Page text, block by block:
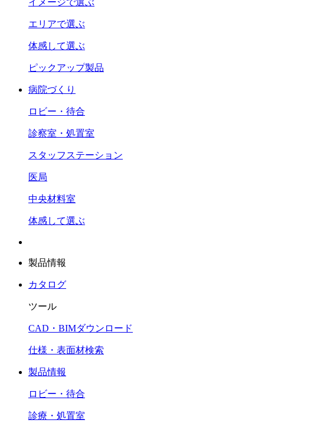
イメージで選ぶ
エリアで選ぶ
体感して選ぶ
ピックアップ製品
病院づくり
ロビー・待合
診察室・処置室
スタッフステーション
医局
中央材料室
体感して選ぶ
製品情報
カタログ
ツール
CAD・BIMダウンロード
仕様・表面材検索
製品情報
ロビー・待合
診療・処置室